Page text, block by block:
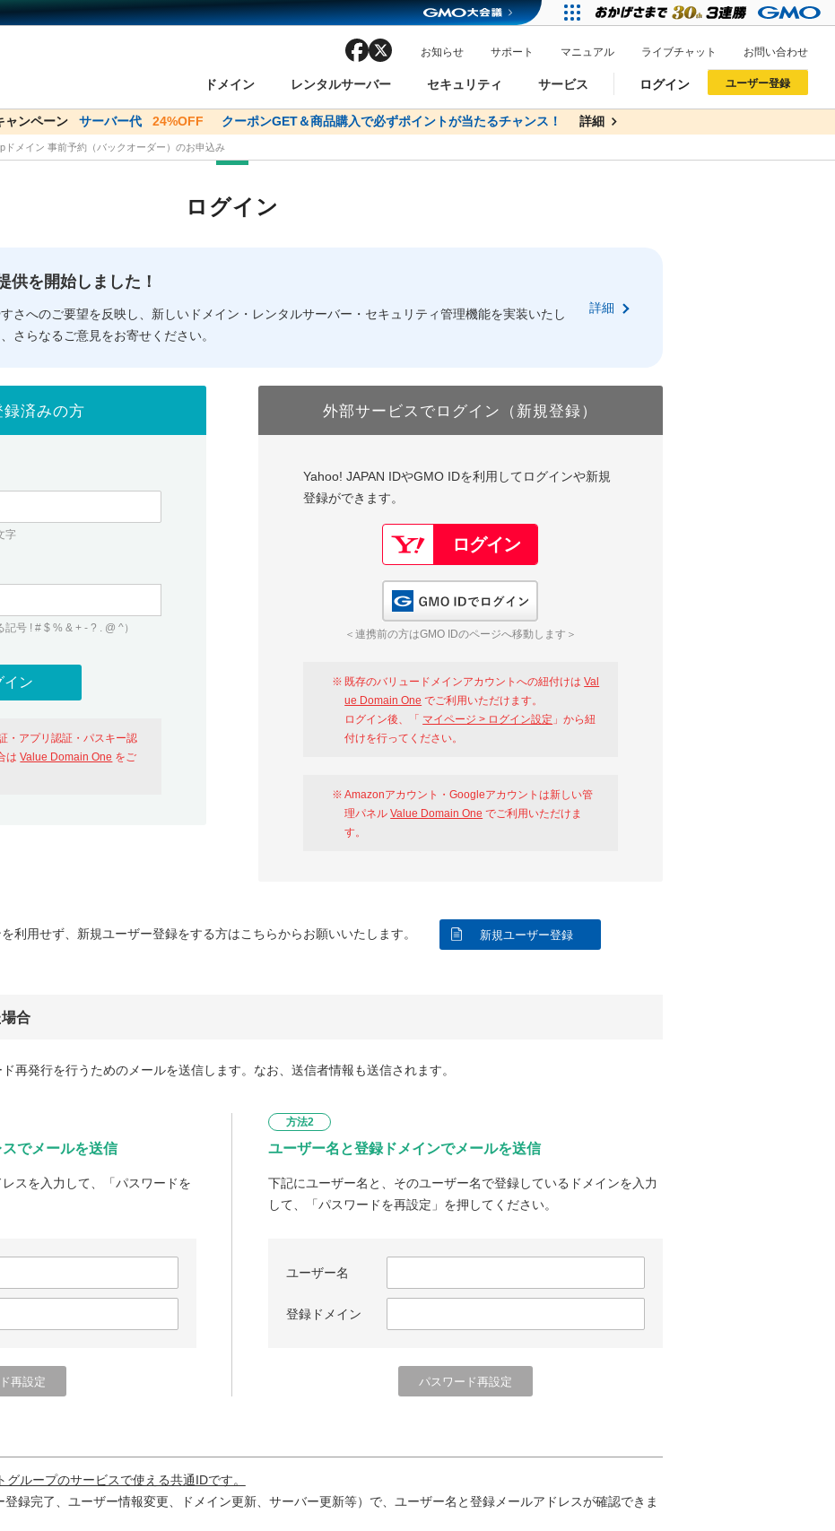
ドメイン
イン検索
ドメイン一括検索
ドメインの種類 WHOIS検索
レンタルサーバー
サーバー
セキュリティ
Domain ネットde診断
サービス
意様割引
バリュードメインAPI
facebook お知らせ サポート マニュアル ライブチャット お問い合わせ
ログイン
ュードメインをご利用希望の方 おすすめ One レンタルサーバーを含む最新の機能を使う方
以下でもログイン可能
ユーザー登録
ュードメインをご利用希望の方 おすすめ One レンタルサーバーを含む最新の機能を使う方
以下でも登録可能
ンペーン サーバー代 24%OFF クーポンGET＆商品購入で必ずポイントが当たるチャンス！ 詳細
メイン✕コアサーバーV2ビジネス応援キャンペーン サーバー料金1年間無料 詳細
ドメイン 事前予約（バックオーダー）のお申込み
ログイン
を開始しました！
さへのご要望を反映し、新しいドメイン・レンタルサーバー・セキュリティ管理機能を実装いたし
さらなるご意見をお寄せください。
詳細
済みの方
字
号 ! # $ % & + - ? . @ ^）
・アプリ認証・パスキー認
はValue Domain One をご
外部サービスでログイン（新規登録）
Yahoo! JAPAN IDやGMO IDを利用してログインや新規
登録ができます。
＜連携前の方はGMO IDのページへ移動します＞
既存のバリュードメインアカウントへの紐付けはVal
ue Domain One でご利用いただけます。
ログイン後、「 マイページ > ログイン設定 」から紐
付けを行ってください。
Amazonアカウント・Googleアカウントは新しい管
理パネルValue Domain One でご利用いただけま
す。
利用せず、新規ユーザー登録をする方はこちらからお願いいたします。 新規ユーザー登録
合
再発行を行うためのメールを送信します。なお、送信者情報も送信されます。
でメールを送信
スを入力して、「パスワードを
方法2
ユーザー名と登録ドメインでメールを送信
下記にユーザー名と、そのユーザー名で登録しているドメインを入力
して、「パスワードを再設定」を押してください。
ユーザー名
登録ドメイン
ループのサービスで使える共通IDです。
録完了、ユーザー情報変更、ドメイン更新、サーバー更新等）で、ユーザー名と登録メールアドレスが確認できま